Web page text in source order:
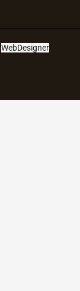
WebDesigner